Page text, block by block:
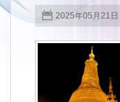
2025年05月21日